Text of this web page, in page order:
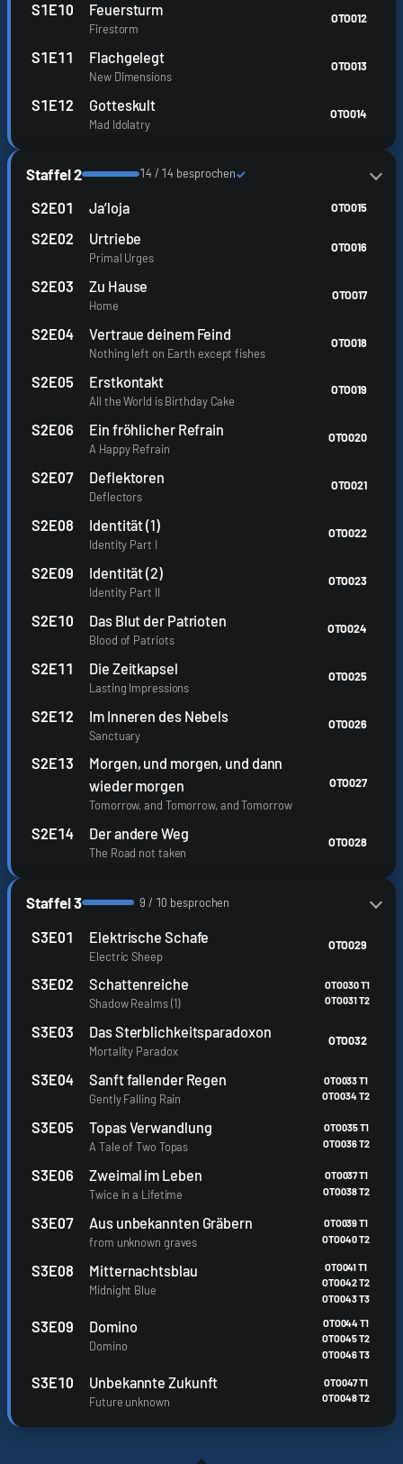
S1E10 Feuersturm
Firestorm
OTO012
S1E11 Flachgelegt
New Dimensions
OTO013
S1E12 Gotteskult
Mad Idolatry
OTO014
Staffel 2 14 / 14 besprochen✓
S2E01 Ja’loja OTO015
S2E02 Urtriebe
Primal Urges
OTO016
S2E03 Zu Hause
Home
OTO017
S2E04 Vertraue deinem Feind
Nothing left on Earth except fishes
OTO018
S2E05 Erstkontakt
All the World is Birthday Cake
OTO019
S2E06 Ein fröhlicher Refrain
A Happy Refrain
OTO020
S2E07 Deflektoren
Deflectors
OTO021
S2E08 Identität (1)
Identity Part I
OTO022
S2E09 Identität (2)
Identity Part II
OTO023
S2E10 Das Blut der Patrioten
Blood of Patriots
OTO024
S2E11 Die Zeitkapsel
Lasting Impressions
OTO025
S2E12 Im Inneren des Nebels
Sanctuary
OTO026
S2E13
Morgen, und morgen, und dann
wieder morgen
Tomorrow, and Tomorrow, and Tomorrow
OTO027
S2E14 Der andere Weg
The Road not taken
OTO028
Staffel 3 9 / 10 besprochen
S3E01 Elektrische Schafe
Electric Sheep
OTO029
S3E02 Schattenreiche
Shadow Realms (1)
OTO030 T1
OTO031 T2
S3E03 Das Sterblichkeitsparadoxon
Mortality Paradox
OTO032
S3E04 Sanft fallender Regen
Gently Falling Rain
OTO033 T1
OTO034 T2
S3E05 Topas Verwandlung
A Tale of Two Topas
OTO035 T1
OTO036 T2
S3E06 Zweimal im Leben
Twice in a Lifetime
OTO037 T1
OTO038 T2
S3E07 Aus unbekannten Gräbern
from unknown graves
OTO039 T1
OTO040 T2
S3E08 Mitternachtsblau
Midnight Blue
OTO041 T1
OTO042 T2
OTO043 T3
S3E09 Domino
Domino
OTO044 T1
OTO045 T2
OTO046 T3
S3E10 Unbekannte Zukunft
Future unknown
OTO047 T1
OTO048 T2